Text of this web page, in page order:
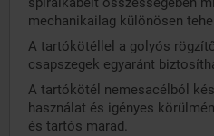
mechanikailag különösen
A tartókötéllel a golyós
csapszegek egyaránt
A tartókötél nemesacélból
használat és igényes
és tartós marad.